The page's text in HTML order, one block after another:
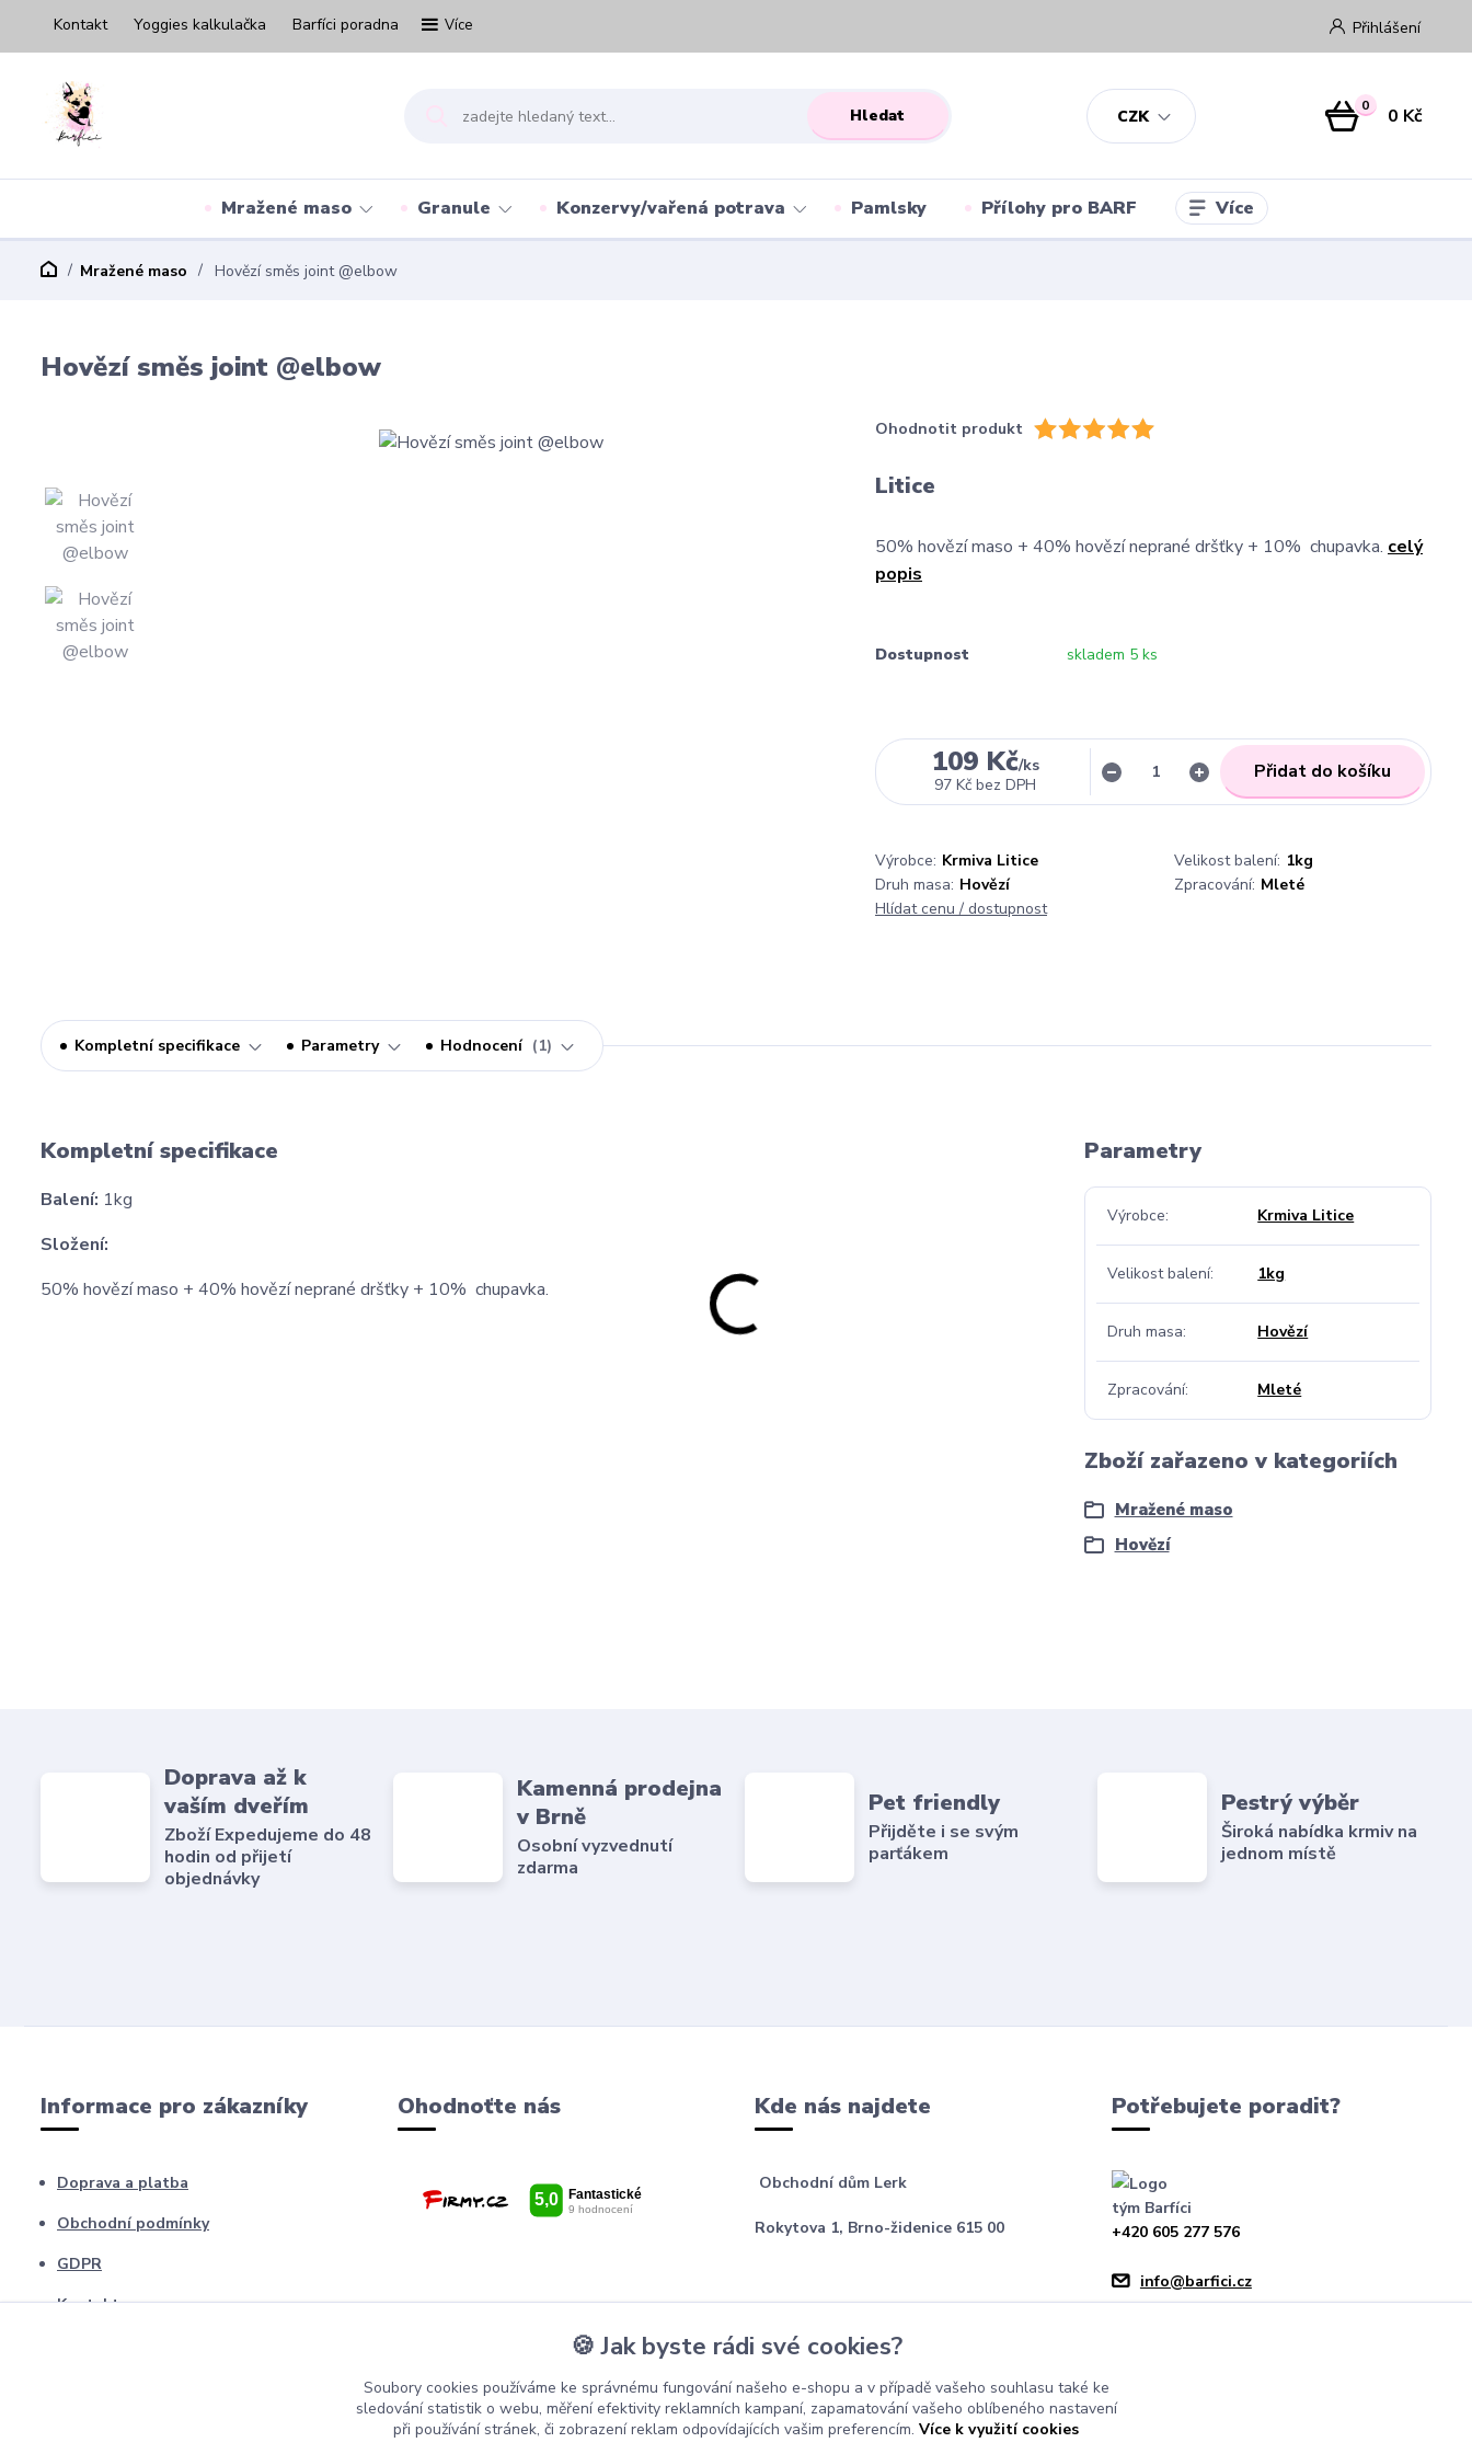
Kontakt Yoggies kalkulačka Barfíci poradna Více
CZK
Přihlášení
Hledat 0 0 Kč
Mražené maso Granule Konzervy/vařená potrava Pamlsky Přílohy pro BARF Více
Mražené maso Hovězí směs joint @elbow
Hovězí směs joint @elbow
Ohodnotit produkt
Litice
50% hovězí maso + 40% hovězí neprané dršťky + 10% chupavka. celý
popis
Dostupnost skladem 5 ks
109 Kč/ks
97 Kč bez DPH
Přidat do košíku
Výrobce: Krmiva Litice Velikost balení: 1kg
Druh masa: Hovězí Zpracování: Mleté
Hlídat cenu / dostupnost
Kompletní specifikace Parametry Hodnocení 1
Kompletní specifikace
Balení: 1kg
Složení:
50% hovězí maso + 40% hovězí neprané dršťky + 10% chupavka.
Parametry
Výrobce Krmiva Litice
Velikost balení 1kg
Druh masa Hovězí
Zpracování Mleté
Zboží zařazeno v kategoriích
Mražené maso
Hovězí
Doprava až k
vaším dveřím
Zboží Expedujeme do 48
hodin od přijetí
objednávky
Kamenná prodejna
v Brně
Osobní vyzvednutí
zdarma
Pet friendly
Přijděte i se svým
parťákem
Pestrý výběr
Široká nabídka krmiv na
jednom místě
Informace pro zákazníky
Doprava a platba
Obchodní podmínky
GDPR
Kontakty
Ohodnoťte nás Kde nás najdete
Obchodní dům Lerk
Rokytova 1, Brno-židenice 615 00
Potřebujete poradit?
tým Barfíci
+420 605 277 576
info@barfici.cz
🍪 Jak byste rádi své cookies?
Soubory cookies používáme ke správnému fungování našeho e-shopu a v případě vašeho souhlasu také ke
sledování statistik o webu, měření efektivity reklamních kampaní, zapamatování vašeho oblíbeného nastavení
při používání stránek, či zobrazení reklam odpovídajících vašim preferencím. Více k využití cookies